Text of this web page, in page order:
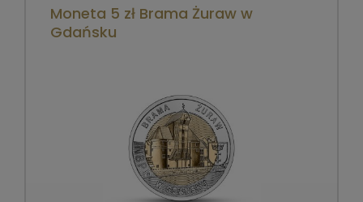
Moneta 5 zł Brama Żuraw w
Gdańsku